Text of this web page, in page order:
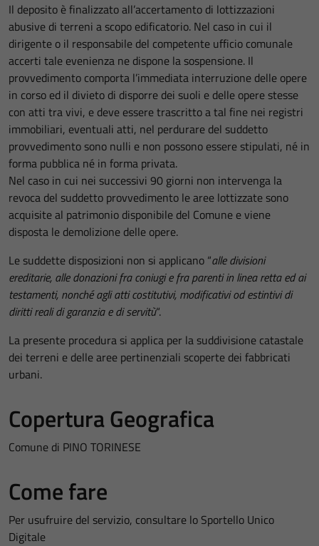
Il deposito è finalizzato all’accertamento di lottizzazioni
abusive di terreni a scopo edificatorio. Nel caso in cui il
dirigente o il responsabile del competente ufficio comunale
accerti tale evenienza ne dispone la sospensione. Il
provvedimento comporta l’immediata interruzione delle opere
in corso ed il divieto di disporre dei suoli e delle opere stesse
con atti tra vivi, e deve essere trascritto a tal fine nei registri
immobiliari, eventuali atti, nel perdurare del suddetto
provvedimento sono nulli e non possono essere stipulati, né in
forma pubblica né in forma privata.
Nel caso in cui nei successivi 90 giorni non intervenga la
revoca del suddetto provvedimento le aree lottizzate sono
acquisite al patrimonio disponibile del Comune e viene
disposta le demolizione delle opere.
Le suddette disposizioni non si applicano “alle divisioni
ereditarie, alle donazioni fra coniugi e fra parenti in linea retta ed ai
testamenti, nonché agli atti costitutivi, modificativi od estintivi di
diritti reali di garanzia e di servitù“.
La presente procedura si applica per la suddivisione catastale
dei terreni e delle aree pertinenziali scoperte dei fabbricati
urbani.
Copertura Geografica
Comune di PINO TORINESE
Come fare
Per usufruire del servizio, consultare lo Sportello Unico
Digitale